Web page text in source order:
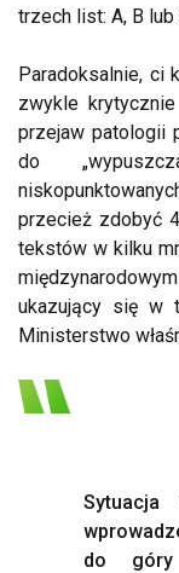
trzech list: A, B lub
Paradoksalnie, ci
zwykle
przejaw patologii
do
przecież zdobyć
tekstów w kilku
ukazujący się w
Ministerstwo
do góry